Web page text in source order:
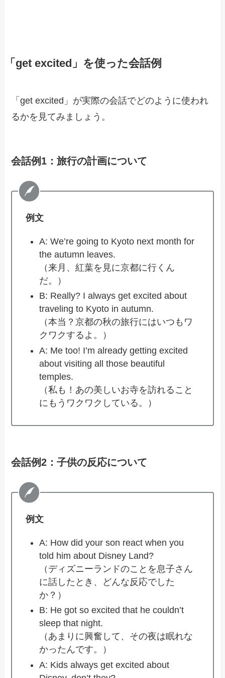
「get excited」を使った会話例
「get excited」が実際の会話でどのように使われ
るかを見てみましょう。
会話例1：旅行の計画について
例文
A: We’re going to Kyoto next month for
the autumn leaves.
（来月、紅葉を見に京都に行くん
だ。）
B: Really? I always get excited about
traveling to Kyoto in autumn.
（本当？京都の秋の旅行にはいつもワ
クワクするよ。）
A: Me too! I’m already getting excited
about visiting all those beautiful
temples.
（私も！あの美しいお寺を訪れること
にもうワクワクしている。）
会話例2：子供の反応について
例文
A: How did your son react when you
told him about Disney Land?
（ディズニーランドのことを息子さん
に話したとき、どんな反応でした
か？）
B: He got so excited that he couldn’t
sleep that night.
（あまりに興奮して、その夜は眠れな
かったんです。）
A: Kids always get excited about